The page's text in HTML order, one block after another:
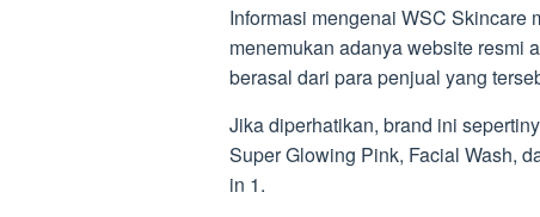
Informasi mengenai WSC Skincare
menemukan adanya website resmi
berasal dari para penjual yang
Jika diperhatikan, brand ini
Super Glowing Pink, Facial Wash,
in 1.